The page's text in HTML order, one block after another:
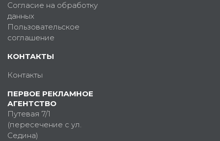
Согласие на обработку
данных
Пользовательское
соглашение
КОНТАКТЫ
Контакты
ПЕРВОЕ РЕКЛАМНОЕ
АГЕНТСТВО
Путевая 7/1
(пересечение с ул.
Седина)